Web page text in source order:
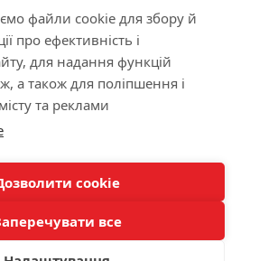
файли cookie для збору й
про ефективність і
для надання функцій
а також для поліпшення і
та реклами
cookie
все
№603260 від 23.09.2011